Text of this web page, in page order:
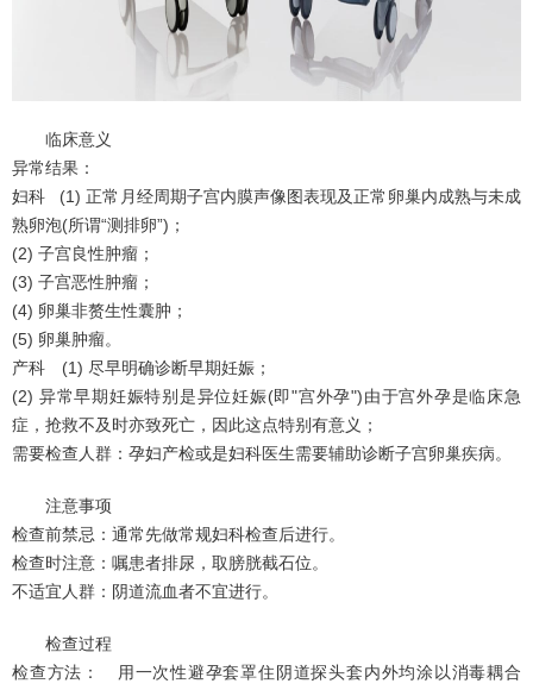
临床意义
异常结果：
妇科 (1) 正常月经周期子宫内膜声像图表现及正常卵巢内成熟与未成
熟卵泡(所谓“测排卵”)；
(2) 子宫良性肿瘤；
(3) 子宫恶性肿瘤；
(4) 卵巢非赘生性囊肿；
(5) 卵巢肿瘤。
产科 (1) 尽早明确诊断早期妊娠；
(2) 异常早期妊娠特别是异位妊娠(即"宫外孕")由于宫外孕是临床急
症，抢救不及时亦致死亡，因此这点特别有意义；
需要检查人群：孕妇产检或是妇科医生需要辅助诊断子宫卵巢疾病。
注意事项
检查前禁忌：通常先做常规妇科检查后进行。
检查时注意：嘱患者排尿，取膀胱截石位。
不适宜人群：阴道流血者不宜进行。
检查过程
检查方法： 用一次性避孕套罩住阴道探头套内外均涂以消毒耦合